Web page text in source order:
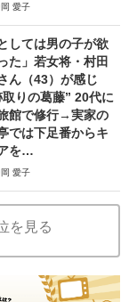
愛子
しては男の子が欲
た」若女将・村田
ん（43）が感じ
取りの葛藤” 20代に
館で修行→実家の
では下足番からキ
を…
愛子
を見る